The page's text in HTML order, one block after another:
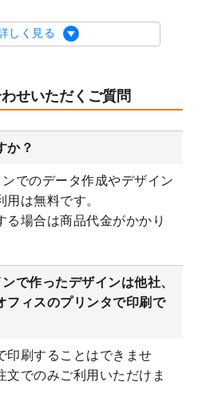
しました。
月始まりのカレンダーデザイン
サイズ、変型サイズで作成でき
りました！
デザインテンプレートを追加し
チケット
が作成できるようにな
テのチラシデザインテンプレー
ました。
た。
ザインテンプレート
を公開いた
しました。
（見積書表紙）のデザインテン
しく見る
せいただくご質問
か？
ンでのデータ作成やデザイン
は無料です。
る場合は商品代金がかかり
で作ったデザインは他社、
フィスのプリンタで印刷で
印刷することはできませ
文でのみご利用いただけま